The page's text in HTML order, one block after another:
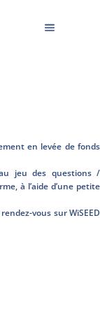
en levée de fonds
jeu des questions /
à l’aide d’une petite
vous sur WiSEED